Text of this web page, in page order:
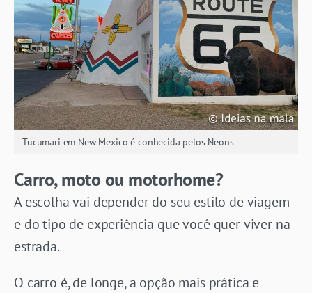
Tucumari em New Mexico é conhecida pelos Neons
Carro, moto ou motorhome?
A escolha vai depender do seu estilo de viagem
e do tipo de experiência que você quer viver na
estrada.
O carro é, de longe, a opção mais prática e